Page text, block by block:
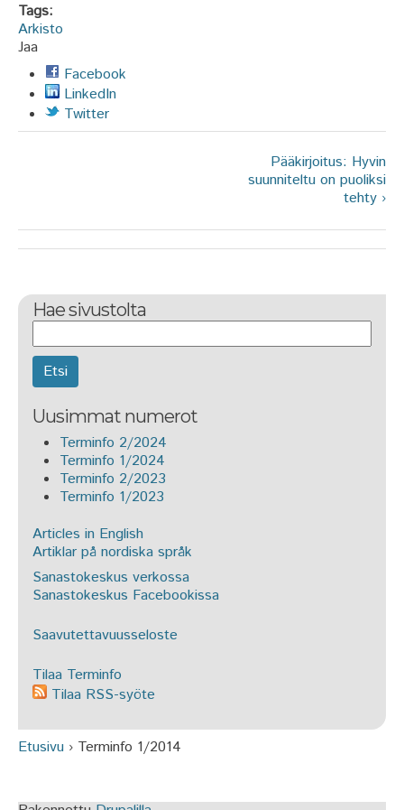
Tags:
Arkisto
Jaa
Facebook
LinkedIn
Twitter
Pääkirjoitus: Hyvin
suunniteltu on puoliksi
tehty ›
Hae sivustolta
Uusimmat numerot
Terminfo 2/2024
Terminfo 1/2024
Terminfo 2/2023
Terminfo 1/2023
Articles in English
Artiklar på nordiska språk
Sanastokeskus verkossa
Sanastokeskus Facebookissa
Saavutettavuusseloste
Tilaa Terminfo
Tilaa RSS-syöte
Etusivu › Terminfo 1/2014